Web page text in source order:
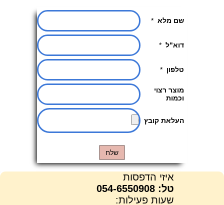
איזי הדפסות
טל: 054-6550908
שעות פעילות: